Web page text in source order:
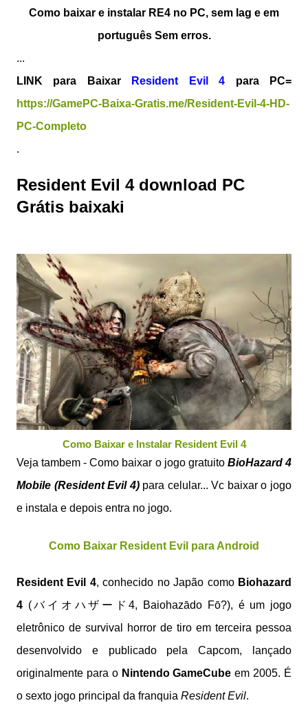
Como baixar e instalar RE4 no PC, sem lag e em
português Sem erros.
...
LINK para Baixar
Resident Evil 4 para PC=
https://GamePC-Baixa-Gratis.me/Resident-Evil-4-HD-
PC-Completo
.
Resident Evil 4 download PC
Grátis baixaki
Como Baixar e Instalar Resident Evil 4
Veja tambem - Como baixar o jogo gratuito BioHazard 4
Mobile (Resident Evil 4)para celular... Vc baixar o jogo
e instala e depois entra no jogo.
Como Baixar Resident Evil para Android
Resident Evil 4, conhecido no Japão como Biohazard
4 (バイオハザード4, Baiohazādo Fō?), é um jogo
eletrônico de survival horror de tiro em terceira pessoa
desenvolvido e publicado pela Capcom, lançado
originalmente para o Nintendo GameCube em 2005. É
o sexto jogo principal da franquia Resident Evil.